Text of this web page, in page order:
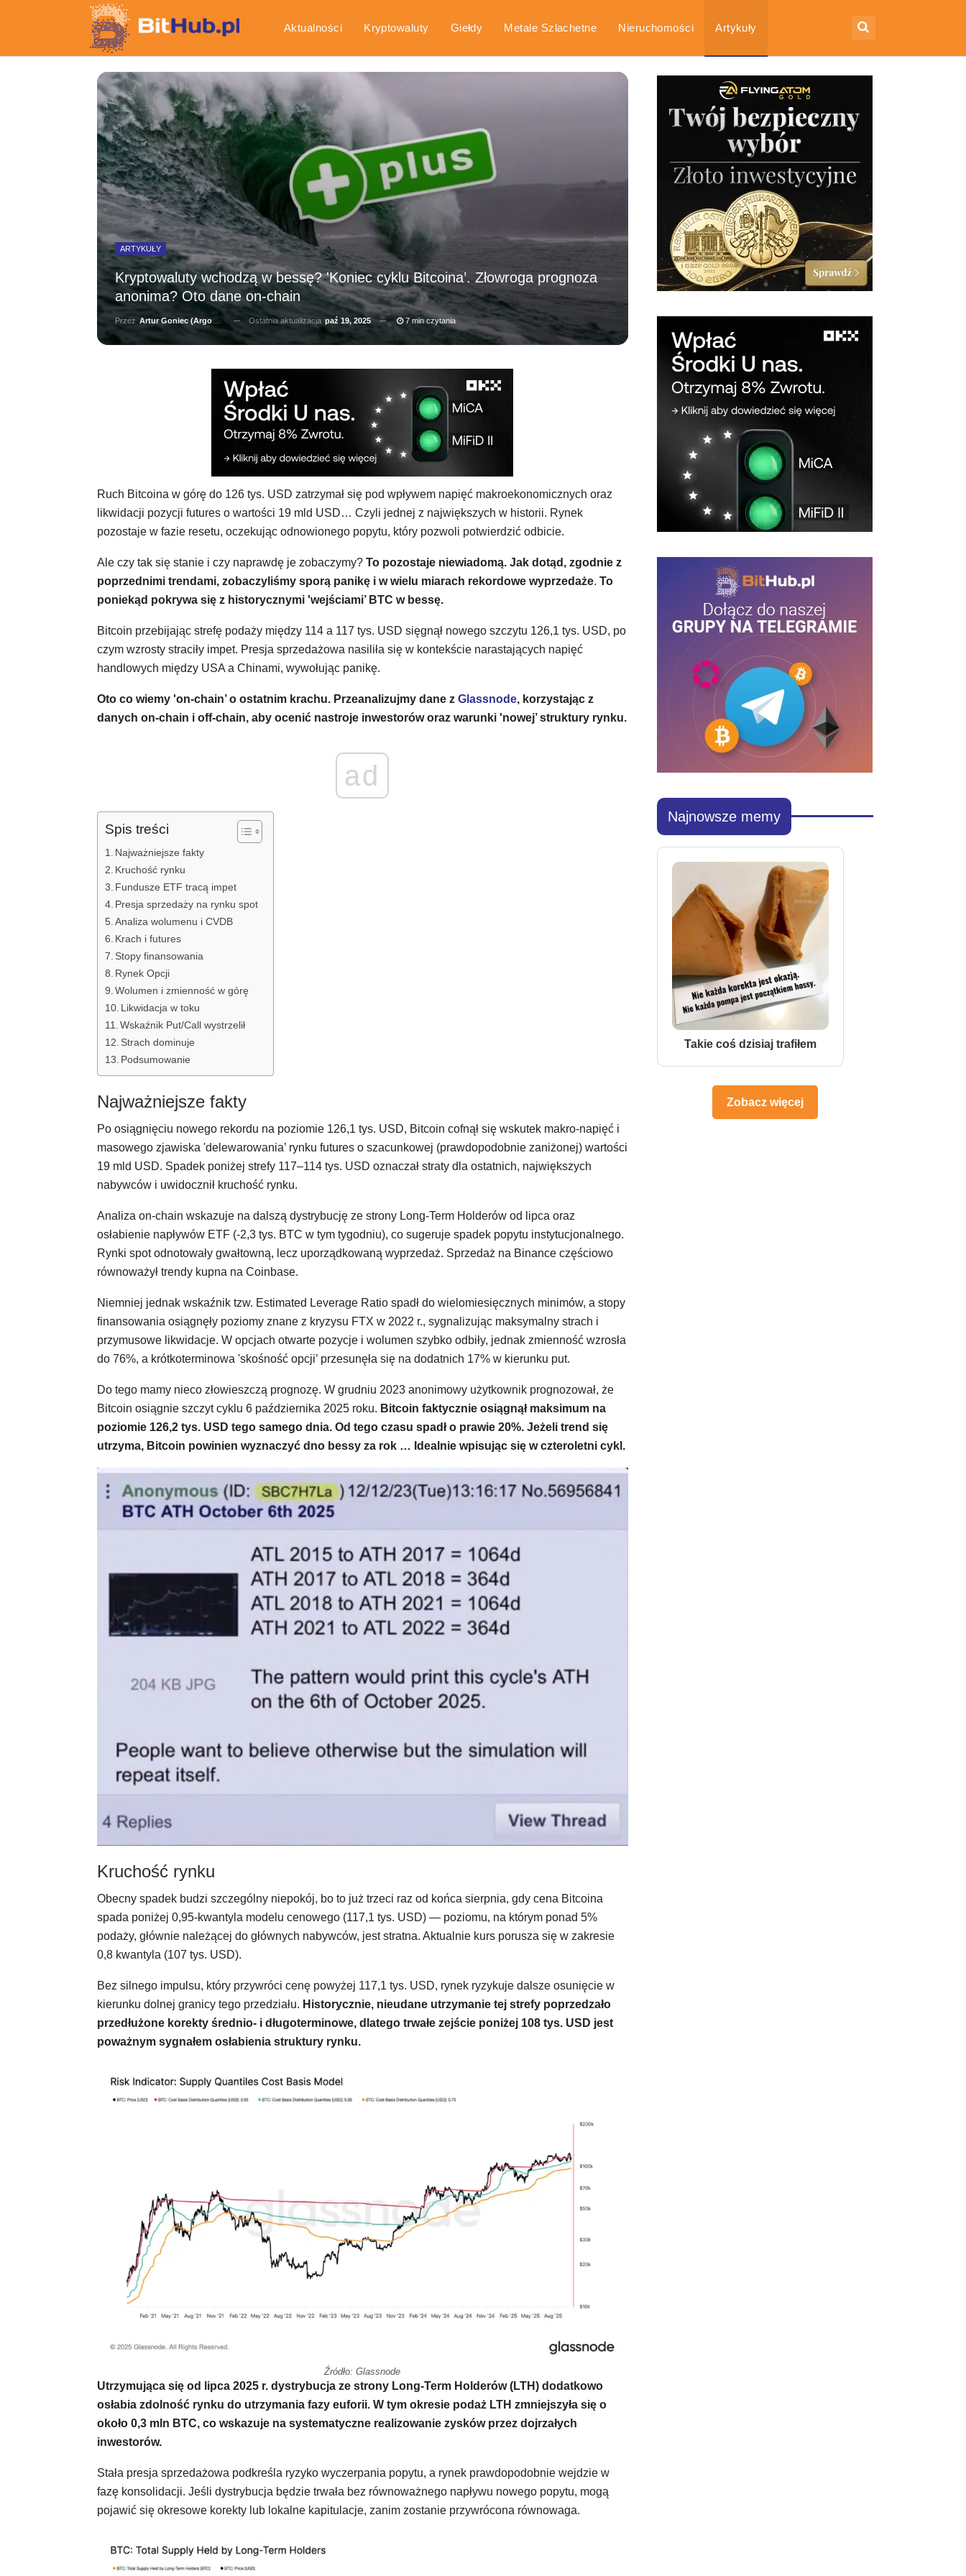
Aktualności Kryptowaluty Giełdy Metale Szlachetne Nieruchomości Artykuły
Gospodarka Poradniki
ARTYKUŁY
Kryptowaluty wchodzą w bessę? 'Koniec cyklu Bitcoina’. Złowroga prognoza
anonima? Oto dane on-chain
Przez Artur Goniec (Argonauta) Ostatnia aktualizacja paź 19, 2025 7 min czytania
Ruch Bitcoina w górę do 126 tys. USD zatrzymał się pod wpływem napięć makroekonomicznych oraz
likwidacji pozycji futures o wartości 19 mld USD… Czyli jednej z największych w historii. Rynek
pozostaje w fazie resetu, oczekując odnowionego popytu, który pozwoli potwierdzić odbicie.
Ale czy tak się stanie i czy naprawdę je zobaczymy? To pozostaje niewiadomą. Jak dotąd, zgodnie z
poprzednimi trendami, zobaczyliśmy sporą panikę i w wielu miarach rekordowe wyprzedaże. To
poniekąd pokrywa się z historycznymi 'wejściami’ BTC w bessę.
Bitcoin przebijając strefę podaży między 114 a 117 tys. USD sięgnął nowego szczytu 126,1 tys. USD, po
czym wzrosty straciły impet. Presja sprzedażowa nasiliła się w kontekście narastających napięć
handlowych między USA a Chinami, wywołując panikę.
Oto co wiemy 'on-chain’ o ostatnim krachu. Przeanalizujmy dane z Glassnode, korzystając z
danych on-chain i off-chain, aby ocenić nastroje inwestorów oraz warunki 'nowej’ struktury rynku.
ad
Spis treści
Najważniejsze fakty
Kruchość rynku
Fundusze ETF tracą impet
Presja sprzedaży na rynku spot
Analiza wolumenu i CVDB
Krach i futures
Stopy finansowania
Rynek Opcji
Wolumen i zmienność w górę
Likwidacja w toku
Wskaźnik Put/Call wystrzelił
Strach dominuje
Podsumowanie
Najważniejsze fakty
Po osiągnięciu nowego rekordu na poziomie 126,1 tys. USD, Bitcoin cofnął się wskutek makro-napięć i
masowego zjawiska 'delewarowania’ rynku futures o szacunkowej (prawdopodobnie zaniżonej) wartości
19 mld USD. Spadek poniżej strefy 117–114 tys. USD oznaczał straty dla ostatnich, największych
nabywców i uwidocznił kruchość rynku.
Analiza on-chain wskazuje na dalszą dystrybucję ze strony Long-Term Holderów od lipca oraz
osłabienie napływów ETF (-2,3 tys. BTC w tym tygodniu), co sugeruje spadek popytu instytucjonalnego.
Rynki spot odnotowały gwałtowną, lecz uporządkowaną wyprzedaż. Sprzedaż na Binance częściowo
równoważył trendy kupna na Coinbase.
Niemniej jednak wskaźnik tzw. Estimated Leverage Ratio spadł do wielomiesięcznych minimów, a stopy
finansowania osiągnęły poziomy znane z kryzysu FTX w 2022 r., sygnalizując maksymalny strach i
przymusowe likwidacje. W opcjach otwarte pozycje i wolumen szybko odbiły, jednak zmienność wzrosła
do 76%, a krótkoterminowa 'skośność opcji’ przesunęła się na dodatnich 17% w kierunku put.
Do tego mamy nieco złowieszczą prognozę. W grudniu 2023 anonimowy użytkownik prognozował, że
Bitcoin osiągnie szczyt cyklu 6 października 2025 roku. Bitcoin faktycznie osiągnął maksimum na
poziomie 126,2 tys. USD tego samego dnia. Od tego czasu spadł o prawie 20%. Jeżeli trend się
utrzyma, Bitcoin powinien wyznaczyć dno bessy za rok … Idealnie wpisując się w czteroletni cykl.
Kruchość rynku
Obecny spadek budzi szczególny niepokój, bo to już trzeci raz od końca sierpnia, gdy cena Bitcoina
spada poniżej 0,95-kwantyla modelu cenowego (117,1 tys. USD) — poziomu, na którym ponad 5%
podaży, głównie należącej do głównych nabywców, jest stratna. Aktualnie kurs porusza się w zakresie
0,8 kwantyla (107 tys. USD).
Bez silnego impulsu, który przywróci cenę powyżej 117,1 tys. USD, rynek ryzykuje dalsze osunięcie w
kierunku dolnej granicy tego przedziału. Historycznie, nieudane utrzymanie tej strefy poprzedzało
przedłużone korekty średnio- i długoterminowe, dlatego trwałe zejście poniżej 108 tys. USD jest
poważnym sygnałem osłabienia struktury rynku.
Źródło: Glassnode
Utrzymująca się od lipca 2025 r. dystrybucja ze strony Long-Term Holderów (LTH) dodatkowo
osłabia zdolność rynku do utrzymania fazy euforii. W tym okresie podaż LTH zmniejszyła się o
około 0,3 mln BTC, co wskazuje na systematyczne realizowanie zysków przez dojrzałych
inwestorów.
Stała presja sprzedażowa podkreśla ryzyko wyczerpania popytu, a rynek prawdopodobnie wejdzie w
fazę konsolidacji. Jeśli dystrybucja będzie trwała bez równoważnego napływu nowego popytu, mogą
pojawić się okresowe korekty lub lokalne kapitulacje, zanim zostanie przywrócona równowaga.
Najnowsze memy
Takie coś dzisiaj trafiłem
Zobacz więcej